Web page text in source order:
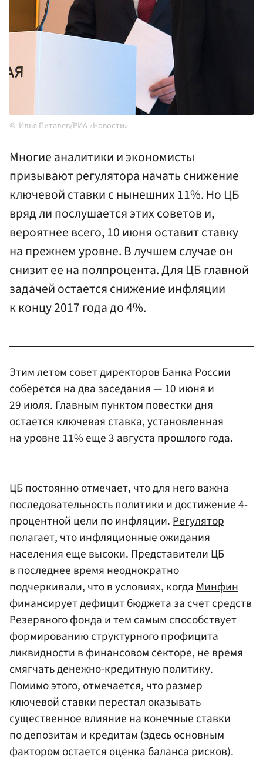
Илья Питалев/РИА «Новости»
Многие аналитики и экономисты
призывают регулятора начать снижение
ключевой ставки с нынешних 11%. Но ЦБ
вряд ли послушается этих советов и,
вероятнее всего, 10 июня оставит ставку
на прежнем уровне. В лучшем случае он
снизит ее на полпроцента. Для ЦБ главной
задачей остается снижение инфляции
к концу 2017 года до 4%.
Этим летом совет директоров Банка России
соберется на два заседания — 10 июня и
29 июля. Главным пунктом повестки дня
остается ключевая ставка, установленная
на уровне 11% еще 3 августа прошлого года.
ЦБ постоянно отмечает, что для него важна
последовательность политики и достижение 4-
процентной цели по инфляции.Регулятор
полагает, что инфляционные ожидания
населения еще высоки. Представители ЦБ
в последнее время неоднократно
подчеркивали, что в условиях, когдаМинфин
финансирует дефицит бюджета за счет средств
Резервного фонда и тем самым способствует
формированию структурного профицита
ликвидности в финансовом секторе, не время
смягчать денежно-кредитную политику.
Помимо этого, отмечается, что размер
ключевой ставки перестал оказывать
существенное влияние на конечные ставки
по депозитам и кредитам (здесь основным
фактором остается оценка баланса рисков).